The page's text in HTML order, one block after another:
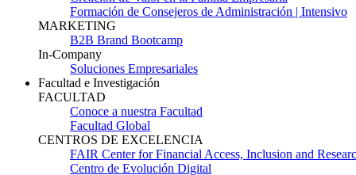
Formación de Consejeros de Administración | Intensivo
MARKETING
B2B Brand Bootcamp
In-Company
Soluciones Empresariales
Facultad e Investigación
FACULTAD
Conoce a nuestra Facultad
Facultad Global
CENTROS DE EXCELENCIA
FAIR Center for Financial Access, Inclusion and
Centro de Evolución Digital